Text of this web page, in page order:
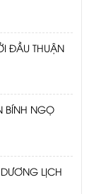
ĐẦU THUẬN
BÍNH NGỌ
LỊCH